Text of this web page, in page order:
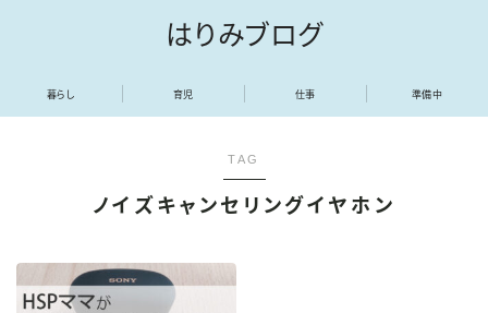
はりみブログ
暮らし 育児 仕事 準備中
TAG
ノイズキャンセリングイヤホン